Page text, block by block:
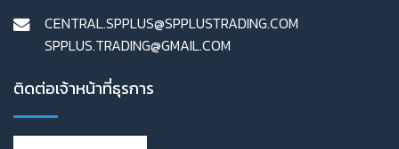
CENTRAL.SPPLUS@SPPLUSTRADING.COM
SPPLUS.TRADING@GMAIL.COM
ติดต่อเจ้าหน้าที่ธุรการ